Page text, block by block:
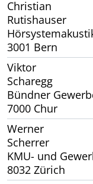
Christian
Rutishauser
3001 Bern
Viktor
Scharegg
Bündner
7000 Chur
Werner
Scherrer
KMU- und
8032 Zürich